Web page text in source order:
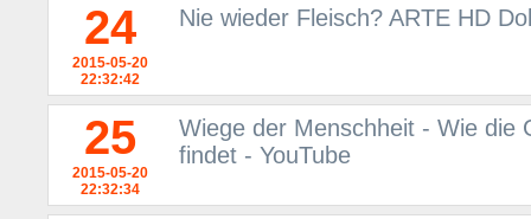
24
2015-05-20
22:32:42
Nie wieder Fleisch? ARTE HD
25
2015-05-20
22:32:34
Wiege der Menschheit - Wie die
findet - YouTube